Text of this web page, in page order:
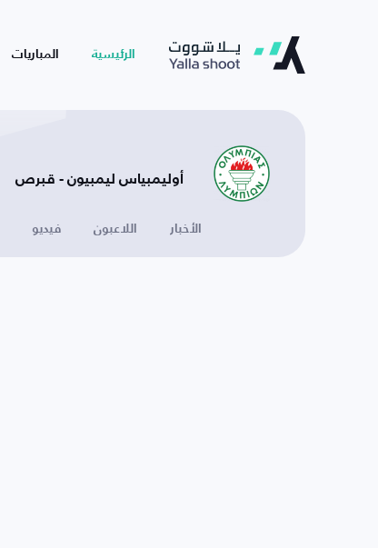
الرئيسية المباريات
أوليمبياس ليمبيون - قبرص
الأخبار اللاعبون فيديو